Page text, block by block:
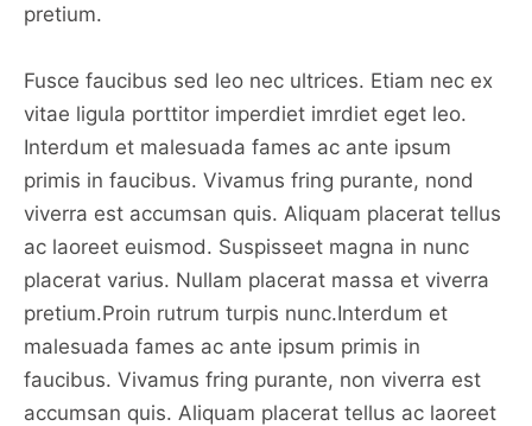
pretium.
Fusce faucibus sed leo nec ultrices. Etiam nec ex
vitae ligula porttitor imperdiet imrdiet eget leo.
Interdum et malesuada fames ac ante ipsum
primis in faucibus. Vivamus fring purante, nond
viverra est accumsan quis. Aliquam placerat tellus
ac laoreet euismod. Suspisseet magna in nunc
placerat varius. Nullam placerat massa et viverra
pretium.Proin rutrum turpis nunc.Interdum et
malesuada fames ac ante ipsum primis in
faucibus. Vivamus fring purante, non viverra est
accumsan quis. Aliquam placerat tellus ac laoreet